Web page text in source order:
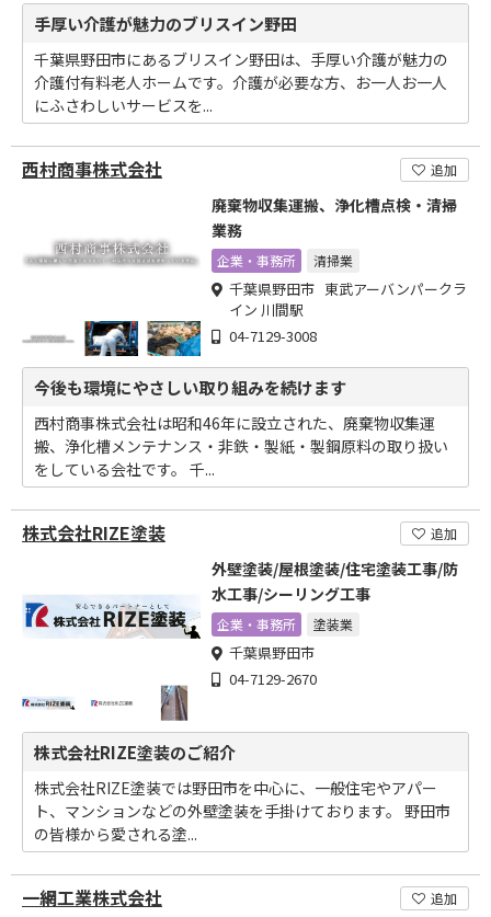
手厚い介護が魅力のブリスイン野田
千葉県野田市にあるブリスイン野田は、手厚い介護が魅力の
介護付有料老人ホームです。介護が必要な方、お一人お一人
にふさわしいサービスを...
西村商事株式会社 追加
廃棄物収集運搬、浄化槽点検・清掃
業務
企業・事務所 清掃業
千葉県野田市 東武アーバンパークラ
イン 川間駅
04-7129-3008
今後も環境にやさしい取り組みを続けます
西村商事株式会社は昭和46年に設立された、廃棄物収集運
搬、浄化槽メンテナンス・非鉄・製紙・製鋼原料の取り扱い
をしている会社です。 千...
株式会社RIZE塗装 追加
外壁塗装/屋根塗装/住宅塗装工事/防
水工事/シーリング工事
企業・事務所 塗装業
千葉県野田市
04-7129-2670
株式会社RIZE塗装のご紹介
株式会社RIZE塗装では野田市を中心に、一般住宅やアパー
ト、マンションなどの外壁塗装を手掛けております。 野田市
の皆様から愛される塗...
一網工業株式会社 追加